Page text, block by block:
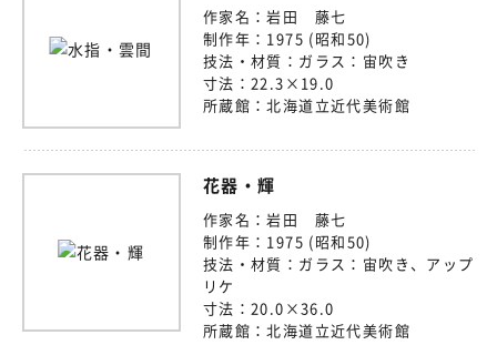
作家名：岩田 藤七
制作年： 1975 (昭和50)
技法・材質： ガラス：宙吹き
寸法： 22.3×19.0
所蔵館：北海道立近代美術館
花器・輝
作家名：岩田 藤七
制作年： 1975 (昭和50)
技法・材質： ガラス：宙吹き、アップ
リケ
寸法： 20.0×36.0
所蔵館： 北海道立近代美術館